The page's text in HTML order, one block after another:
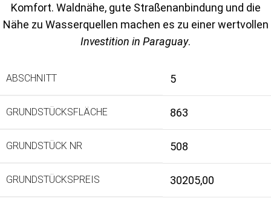
Komfort. Waldnähe, gute Straßenanbindung und die
Nähe zu Wasserquellen machen es zu einer wertvollen
Investition in Paraguay.
ABSCHNITT 5
GRUNDSTÜCKSFLÄCHE 863
GRUNDSTÜCK NR 508
GRUNDSTÜCKSPREIS 30205,00